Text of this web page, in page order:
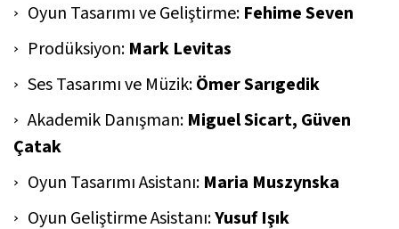
Oyun Tasarımı ve Geliştirme: Fehime Seven
Prodüksiyon: Mark Levitas
Ses Tasarımı ve Müzik:Ömer Sarıgedik
Akademik Danışman: Miguel Sicart, Güven
Çatak
Oyun Tasarımı Asistanı: Maria Muszynska
Oyun Geliştirme Asistanı:Yusuf Işık